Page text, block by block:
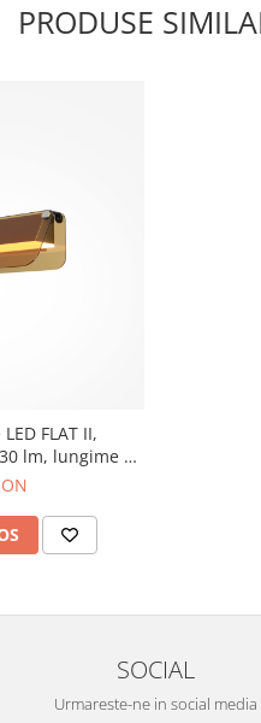
PRODUSE
FLAT II,
lm, lungime 30
SOCIAL
Urmareste-ne in social media